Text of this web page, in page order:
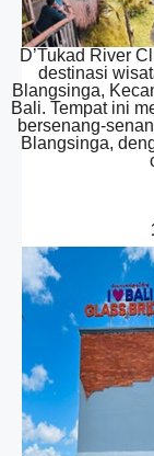
D’Tukad River
destinasi
Blangsinga,
Bali. Tempat ini
bersenang-
Blangsinga,